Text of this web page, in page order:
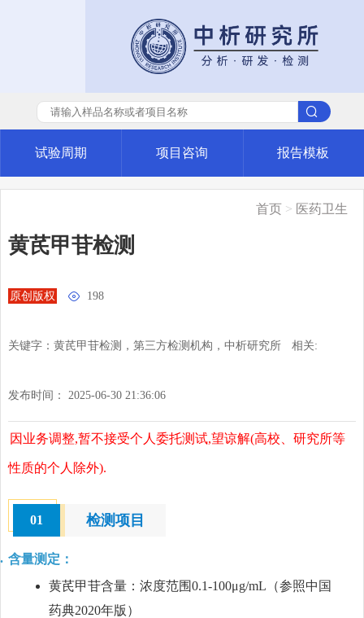
试验周期 项目咨询 报告模板
首页 > 医药卫生
黄芪甲苷检测
原创版权  198
关键字：黄芪甲苷检测，第三方检测机构，中析研究所 相关:
发布时间： 2025-06-30 21:36:06
因业务调整,暂不接受个人委托测试,望谅解(高校、研究所等
性质的个人除外).
01 检测项目
含量测定：
黄芪甲苷含量：浓度范围0.1-100μg/mL（参照中国
药典2020年版）